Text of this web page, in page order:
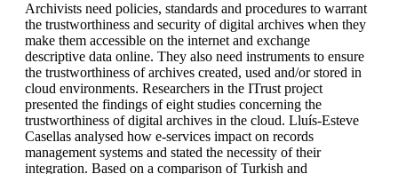
Archivists need policies, standards and procedures to warrant
the trustworthiness and security of digital archives when they
make them accessible on the internet and exchange
descriptive data online. They also need instruments to ensure
the trustworthiness of archives created, used and/or stored in
cloud environments. Researchers in the ITrust project
presented the findings of eight studies concerning the
trustworthiness of digital archives in the cloud. Lluís-Esteve
Casellas analysed how e-services impact on records
management systems and stated the necessity of their
integration. Based on a comparison of Turkish and